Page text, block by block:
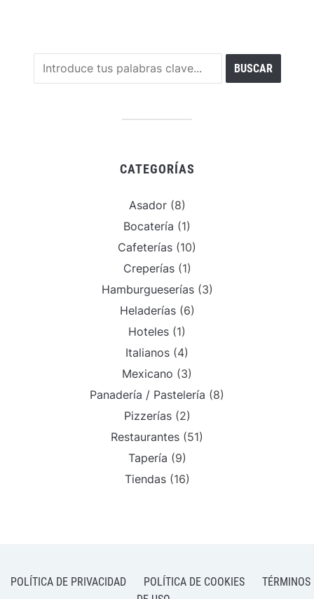
CATEGORÍAS
Asador(8)
Bocatería (1)
Cafeterías (10)
Creperías(1)
Hamburgueserías(3)
Heladerías(6)
Hoteles (1)
Italianos (4)
Mexicano (3)
Panadería / Pastelería (8)
Pizzerías(2)
Restaurantes (51)
Tapería (9)
Tiendas(16)
POLÍTICA DE PRIVACIDAD POLÍTICA DE COOKIES
TÉRMINOS